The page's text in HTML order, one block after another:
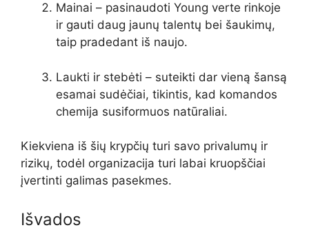
Mainai – pasinaudoti Young verte rinkoje
ir gauti daug jaunų talentų bei šaukimų,
taip pradedant iš naujo.
Laukti ir stebėti – suteikti dar vieną šansą
esamai sudėčiai, tikintis, kad komandos
chemija susiformuos natūraliai.
Kiekviena iš šių krypčių turi savo privalumų ir
rizikų, todėl organizacija turi labai kruopščiai
įvertinti galimas pasekmes.
Išvados